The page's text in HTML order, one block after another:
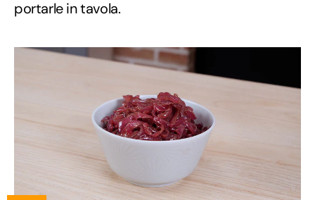
portarle in tavola.